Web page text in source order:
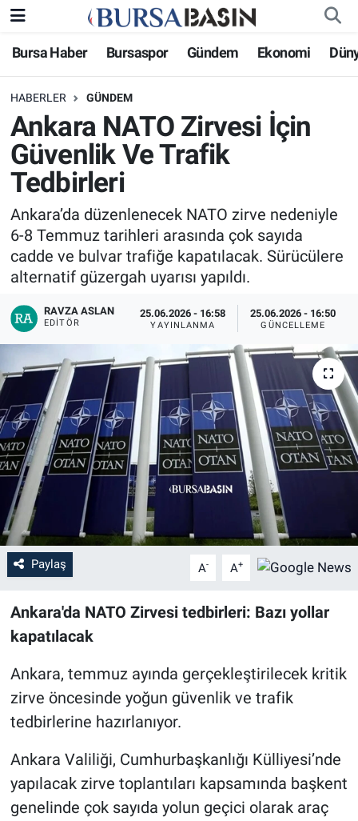
Bursa Haber Bursaspor Gündem Ekonomi
HABERLER GÜNDEM
Ankara NATO Zirvesi İçin
Güvenlik Ve Trafik
Tedbirleri
Ankara’da düzenlenecek NATO zirve nedeniyle
6-8 Temmuz tarihleri arasında çok sayıda
cadde ve bulvar trafiğe kapatılacak. Sürücülere
alternatif güzergah uyarısı yapıldı.
RAVZA ASLAN
EDITÖR
25.06.2026 - 16:58
YAYINLANMA
25.06.2026 - 16:50
GÜNCELLEME
Paylaş A- A+
Ankara'da NATO Zirvesi tedbirleri: Bazı yollar
kapatılacak
Ankara, temmuz ayında gerçekleştirilecek kritik
zirve öncesinde yoğun güvenlik ve trafik
tedbirlerine hazırlanıyor.
Ankara Valiliği, Cumhurbaşkanlığı Külliyesi’nde
yapılacak zirve toplantıları kapsamında başkent
genelinde çok sayıda yolun geçici olarak araç
Bursa Haber
Genel
Politika
Bilim, Teknoloji
KÜLTÜR-SANAT
Yerel
Bursaspor
Gündem
Sağlık
Eğitim
Ekonomi
Dünya
Teknoloji
Siyaset
Yaşam
Spor
Nöbetçi Eczaneler
Bursa Nöbetçi Eczaneler
Bursa Hava Durumu
Bursa Namaz Vakitleri
Bursa Trafik Yoğunluk Haritası
Süper Lig Puan Durumu ve Fikstür
Tüm Manşetler
Son Dakika Haberleri
Haber Arşivi